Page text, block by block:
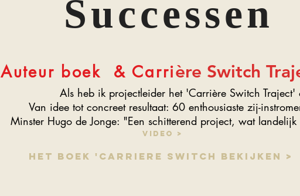
Successen
Auteur boek & Carrière Switch
Video >
Als heb ik projectleider het 'Carrière Switch
Van idee tot concreet resultaat: 60 enthousiaste zij-
Minster Hugo de Jonge: "Een schitterend project, wat
Het boek 'carriere switch bekijken >